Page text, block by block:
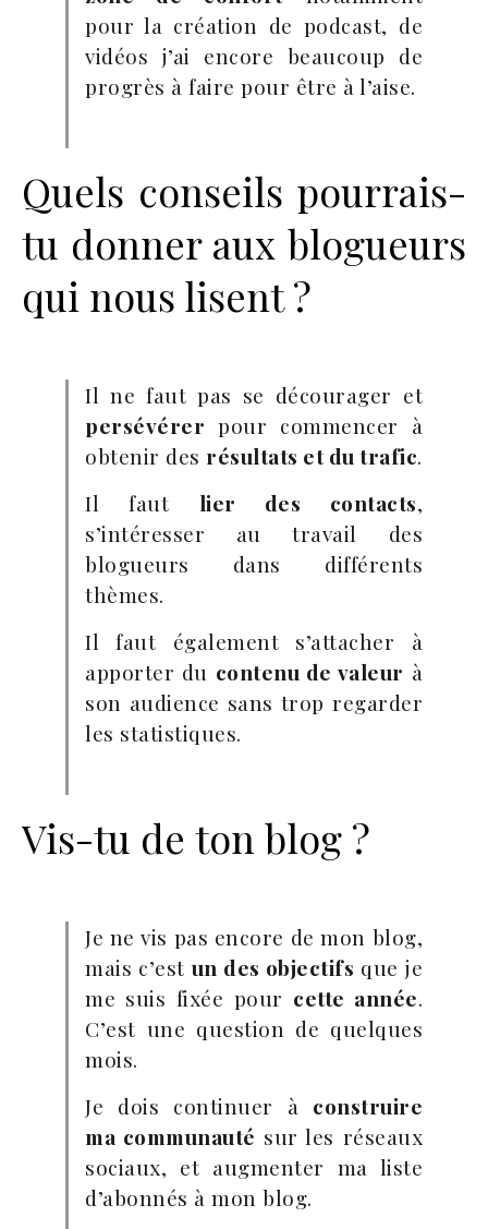
pour la création de podcast, de
vidéos j’ai encore beaucoup de
progrès à faire pour être à l’aise.
Quels conseils pourrais-
tu donner aux blogueurs
qui nous lisent ?
Il ne faut pas se décourager et
persévérer pour commencer à
obtenir des résultats et du trafic.
Il faut lier des contacts,
s’intéresser au travail des
blogueurs dans différents
thèmes.
Il faut également s’attacher à
apporter du contenu de valeur à
son audience sans trop regarder
les statistiques.
Vis-tu de ton blog ?
Je ne vis pas encore de mon blog,
mais c’est un des objectifs que je
me suis fixée pour cette année.
C’est une question de quelques
mois.
Je dois continuer à construire
ma communauté sur les réseaux
sociaux, et augmenter ma liste
d’abonnés à mon blog.